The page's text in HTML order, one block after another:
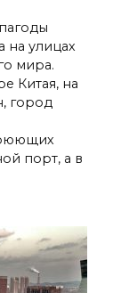
на улицах
мира.
Китая, на
город
порт, а в